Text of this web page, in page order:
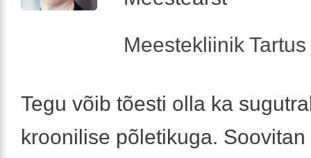
Meestekliinik
Tegu võib tõesti olla ka
kroonilise põletikuga.